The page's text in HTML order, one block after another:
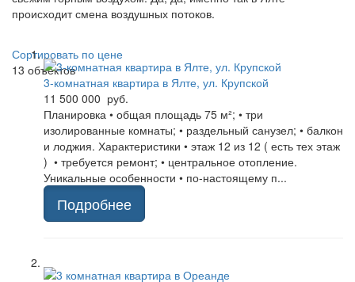
происходит смена воздушных потоков.
Сортировать по цене
13 объектов
3-комнатная квартира в Ялте, ул. Крупской
11 500 000 руб.
Планировка • общая площадь 75 м²; • три
изолированные комнаты; • раздельный санузел; • балкон
и лоджия. Характеристики • этаж 12 из 12 ( есть тех этаж
) • требуется ремонт; • центральное отопление.
Уникальные особенности • по-настоящему п...
Подробнее